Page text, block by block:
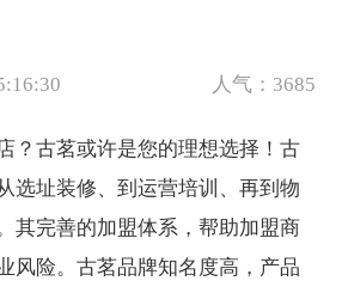
人气：3685
古茗或许是您的理想选择！古
选址装修、到运营培训、再到物
其完善的加盟体系，帮助加盟商
风险。古茗品牌知名度高，产品